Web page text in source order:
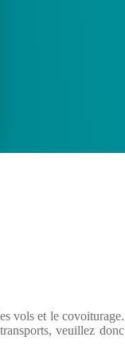
vols et le covoiturage.
veuillez donc